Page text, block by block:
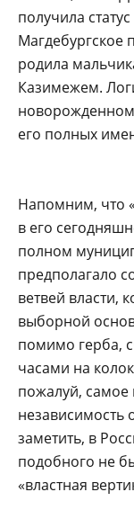
получила
Магдебургское
родила
Казимежем.
его полных
Напомним, что
в его
полном
предполагало
ветвей власти,
выборной
помимо герба,
часами на
пожалуй, самое
независимость
заметить, в
подобного не
«властная